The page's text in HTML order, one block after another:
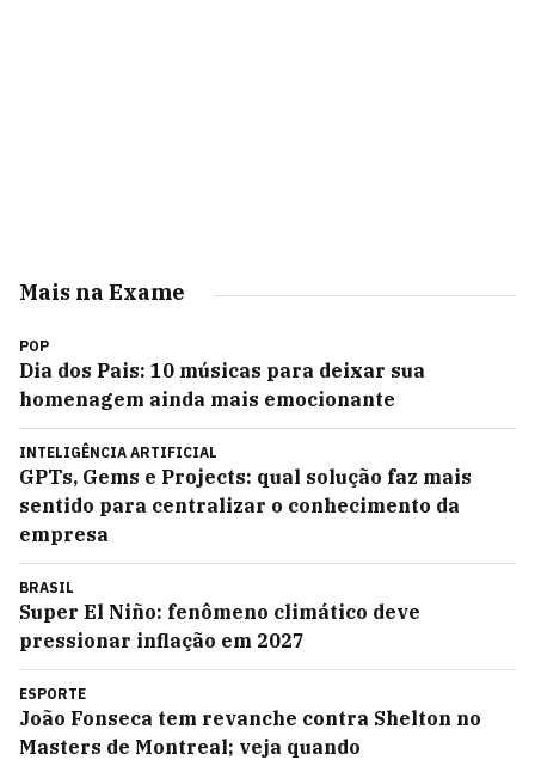
Mais na Exame
POP
Dia dos Pais: 10 músicas para deixar sua
homenagem ainda mais emocionante
INTELIGÊNCIA ARTIFICIAL
GPTs, Gems e Projects: qual solução faz mais
sentido para centralizar o conhecimento da
empresa
BRASIL
Super El Niño: fenômeno climático deve
pressionar inflação em 2027
ESPORTE
João Fonseca tem revanche contra Shelton no
Masters de Montreal; veja quando